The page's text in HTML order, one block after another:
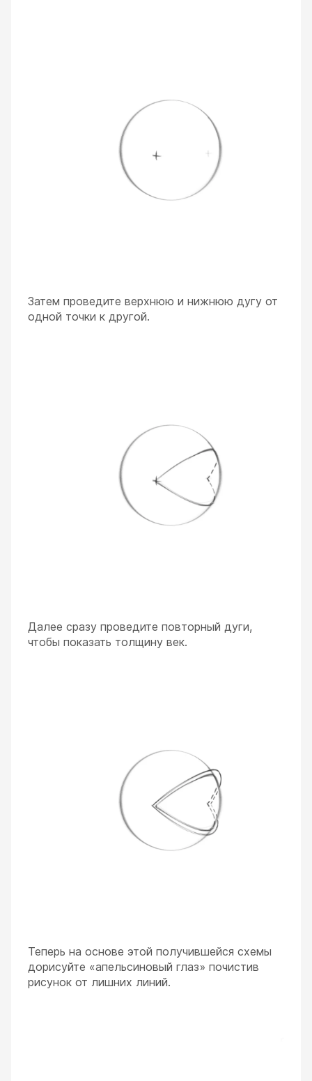
Затем проведите верхнюю и нижнюю дугу от
одной точки к другой.
Далее сразу проведите повторный дуги,
чтобы показать толщину век.
Теперь на основе этой получившейся схемы
дорисуйте «апельсиновый глаз» почистив
рисунок от лишних линий.